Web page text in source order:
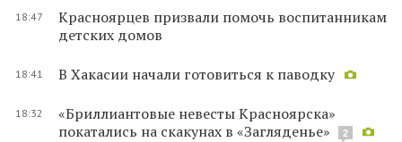
18:47
Красноярцев призвали помочь воспитанникам
детских домов
18:41 В Хакасии начали готовиться к паводку
18:32
«Бриллиантовые невесты Красноярска»
покатались на скакунах в «Загляденье»
2